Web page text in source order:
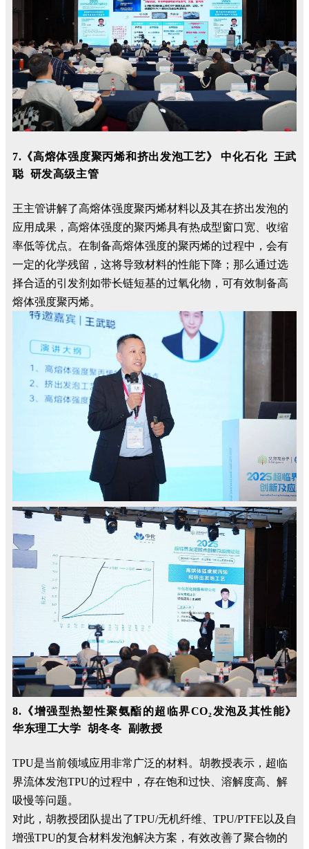
7.《高熔体强度聚丙烯和挤出发泡工艺》 中化石化 王武
聪 研发高级主管
王主管讲解了高熔体强度聚丙烯材料以及其在挤出发泡的
应用成果，高熔体强度的聚丙烯具有热成型窗口宽、收缩
率低等优点。在制备高熔体强度的聚丙烯的过程中，会有
一定的化学残留，这将导致材料的性能下降；那么通过选
择合适的引发剂如带长链短基的过氧化物，可有效制备高
熔体强度聚丙烯。
8.《增强型热塑性聚氨酯的超临界CO₂发泡及其性能》
华东理工大学 胡冬冬 副教授
TPU是当前领域应用非常广泛的材料。胡教授表示，超临
界流体发泡TPU的过程中，存在饱和过快、溶解度高、解
吸慢等问题。
对此， 胡教授团队提出了TPU/无机纤维、TPU/PTFE以及自
增强TPU的复合材料发泡解决方案，有效改善了聚合物的